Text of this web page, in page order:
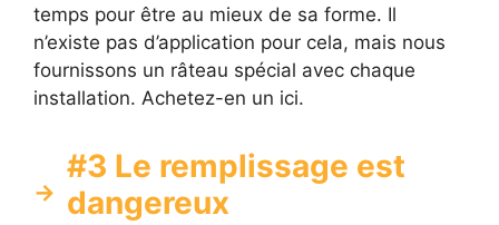
temps pour être au mieux de sa forme. Il
n’existe pas d’application pour cela, mais nous
fournissons un râteau spécial avec chaque
installation. Achetez-en un ici.
#3 Le remplissage est
dangereux